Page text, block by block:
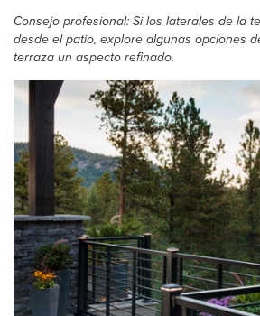
Consejo profesional: Si los laterales de la
desde el patio, explore algunas opciones
terraza un aspecto refinado.